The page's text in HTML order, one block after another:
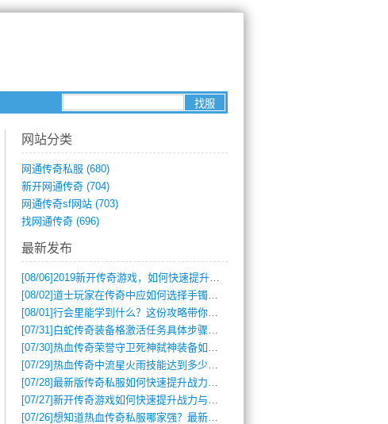
网站分类
网通传奇私服 (680)
新开网通传奇 (704)
网通传奇sf网站 (703)
找网通传奇 (696)
最新发布
[08/06]2019新开传奇游戏，如何快速提升角色等级？
[08/02]道士玩家在传奇中应如何选择手镯装备？
[08/01]行会里能学到什么？这份攻略带你全掌握
[07/31] 白蛇传奇装备格激活任务具体步骤是什么？如何完成？
[07/30]热血传奇荣誉守卫死神弑神装备如何获取与佩戴攻略？
[07/29]热血传奇中流星火雨技能达到多少级可以开始练装备？
[07/28]最新版传奇私服如何快速提升战力与获取稀有装备？
[07/27]新开传奇游戏如何快速提升战力与获取稀有装备？
[07/26]想知道热血传奇私服哪家强？最新排行榜攻略全解析